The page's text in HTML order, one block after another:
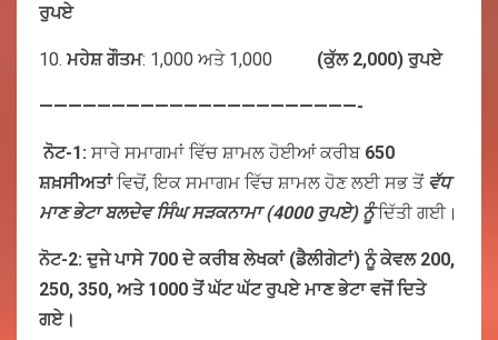
ਰੁਪਏ
10. ਮਹੇਸ਼ ਗੌਤਮ: 1,000 ਅਤੇ 1,000 (ਕੁੱਲ 2,000) ਰੁਪਏ
——————————————————————-
ਨੋਟ-1: ਸਾਰੇ ਸਮਾਗਮਾਂ ਵਿੱਚ ਸ਼ਾਮਲ ਹੋਈਆਂ ਕਰੀਬ 650
ਸ਼ਖ਼ਸੀਅਤਾਂਵਿਚੋਂ, ਇਕ ਸਮਾਗਮ ਵਿੱਚ ਸ਼ਾਮਲ ਹੋਣ ਲਈ ਸਭ ਤੋਂ ਵੱਧ
ਮਾਣ ਭੇਟਾ ਬਲਦੇਵ ਸਿੰਘ ਸੜਕਨਾਮਾ (4000 ਰੁਪਏ) ਨੂੰਦਿੱਤੀ ਗਈ।
ਨੋਟ-2: ਦੁਜੇ ਪਾਸੇ 700 ਦੇ ਕਰੀਬ ਲੇਖਕਾਂ (ਡੈਲੀਗੇਟਾਂ) ਨੂੰ ਕੇਵਲ 200,
250, 350, ਅਤੇ 1000 ਤੋਂ ਘੱਟ ਘੱਟ ਰੁਪਏ ਮਾਣ ਭੇਟਾ ਵਜੋਂ ਦਿਤੇ
ਗਏ।